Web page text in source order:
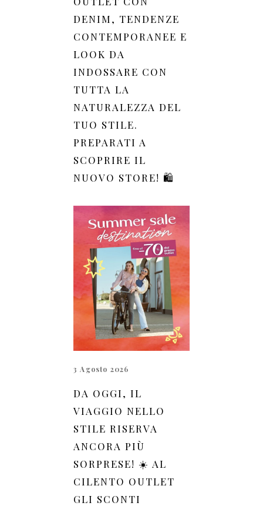
DENIM, TENDENZE
CONTEMPORANEE E
LOOK DA
INDOSSARE CON
TUTTA LA
NATURALEZZA DEL
TUO STILE.
PREPARATI A
SCOPRIRE IL
NUOVO STORE! 🛍️
3 Agosto 2026
DA OGGI, IL
VIAGGIO NELLO
STILE RISERVA
ANCORA PIÙ
SORPRESE! ☀️ AL
CILENTO OUTLET
GLI SCONTI